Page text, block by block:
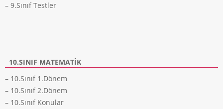
– 9.Sınıf Testler
10.SINIF MATEMATIK
– 10.Sınıf 1.Dönem
– 10.Sınıf 2.Dönem
– 10.Sınıf Konular